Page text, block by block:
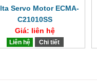
Servo Motor ECMA-
C21010SS
Giá: liên hệ
Liên hệ Chi tiết